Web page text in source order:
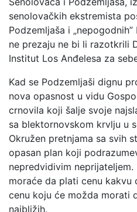
senolovačkih ekstremista
Podzemljaša i
ne prezaju ne bi li razotkrili
Institut Los Anđelesa za
Kad se Podzemljaši dignu
nova opasnost u vidu
crnovila koji šalje svoje
sa blektornovskom krvlju u
Okružen pretnjama sa svih
opasan plan koji
nepredvidivim
moraće da plati cenu kakvu
cenu koju će možda morati
najbližih.